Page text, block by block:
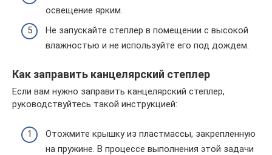
освещение ярким.
Не запускайте степлер в помещении с высокой
влажностью и не используйте его под дождем.
Как заправить канцелярский степлер
Если вам нужно заправить канцелярский степлер,
руководствуйтесь такой инструкцией:
Отожмите крышку из пластмассы, закрепленную
на пружине. В процессе выполнения этой задачи